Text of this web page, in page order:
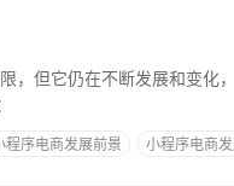
程序电商发展前景
小程序电商